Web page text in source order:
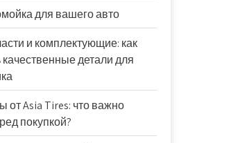
для вашего авто
и комплектующие: как
детали для
от Asia Tires: что важно
покупкой?